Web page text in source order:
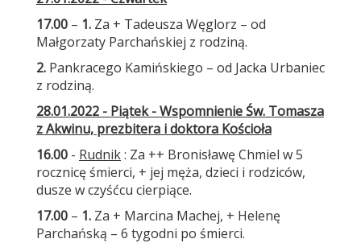
17.00 – 1. Za + Tadeusza Węglorz – od
Małgorzaty Parchańskiej z rodziną.
2. Pankracego Kamińskiego – od Jacka Urbaniec
z rodziną.
28.01.2022 - Piątek - Wspomnienie Św. Tomasza
z Akwinu, prezbitera i doktora Kościoła
16.00 - Rudnik: Za ++ Bronisławę Chmiel w 5
rocznicę śmierci, + jej męża, dzieci i rodziców,
dusze w czyśćcu cierpiące.
17.00 – 1. Za + Marcina Machej, + Helenę
Parchańską – 6 tygodni po śmierci.